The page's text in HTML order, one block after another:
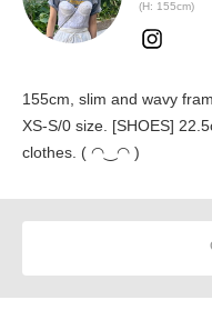
(H: 155cm)
155cm, slim and wavy
XS-S/0 size. [SHOES]
clothes. ( ◠‿◠ )